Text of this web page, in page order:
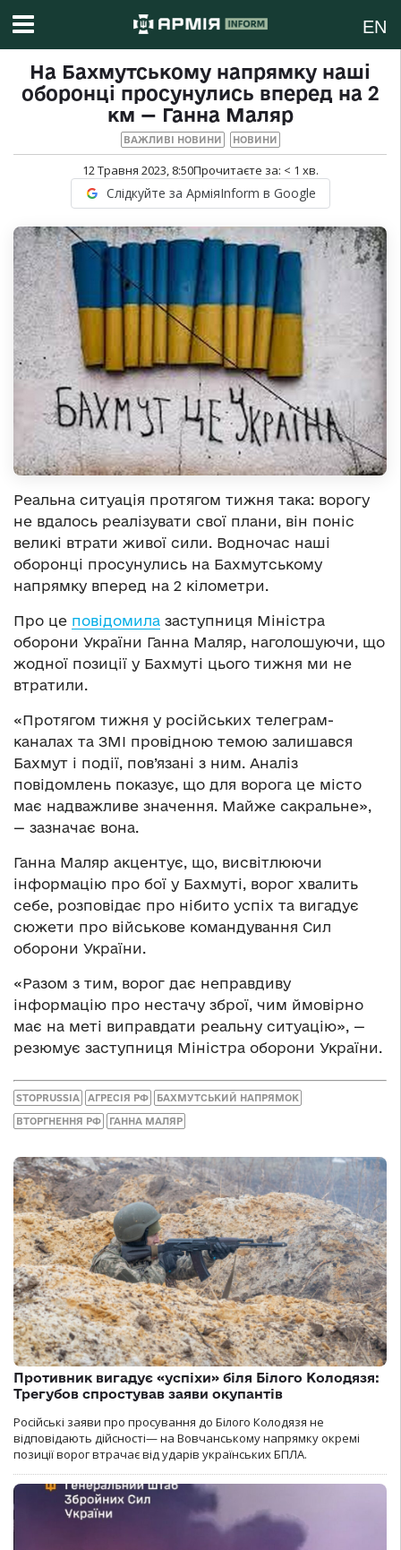
EN
На Бахмутському напрямку наші
оборонці просунулись вперед на 2
км — Ганна Маляр
ВАЖЛИВІ НОВИНИ НОВИНИ
12 Травня 2023, 8:50Прочитаєте за: < 1 хв.
Слідкуйте за АрміяInform в Google
Реальна ситуація протягом тижня така: ворогу
не вдалось реалізувати свої плани, він поніс
великі втрати живої сили. Водночас наші
оборонці просунулись на Бахмутському
напрямку вперед на 2 кілометри.
Про це повідомила заступниця Міністра
оборони України Ганна Маляр, наголошуючи, що
жодної позиції у Бахмуті цього тижня ми не
втратили.
«Протягом тижня у російських телеграм-
каналах та ЗМІ провідною темою залишався
Бахмут і події, пов’язані з ним. Аналіз
повідомлень показує, що для ворога це місто
має надважливе значення. Майже сакральне»,
— зазначає вона.
Ганна Маляр акцентує, що, висвітлюючи
інформацію про бої у Бахмуті, ворог хвалить
себе, розповідає про нібито успіх та вигадує
сюжети про військове командування Сил
оборони України.
«Разом з тим, ворог дає неправдиву
інформацію про нестачу зброї, чим ймовірно
має на меті виправдати реальну ситуацію», —
резюмує заступниця Міністра оборони України.
STOPRUSSIA АГРЕСІЯ РФ БАХМУТСЬКИЙ НАПРЯМОК
ВТОРГНЕННЯ РФ ГАННА МАЛЯР
Противник вигадує «успіхи» біля Білого Колодязя:
Трегубов спростував заяви окупантів
Російські заяви про просування до Білого Колодязя не
відповідають дійсності— на Вовчанському напрямку окремі
позиції ворог втрачає від ударів українських БПЛА.